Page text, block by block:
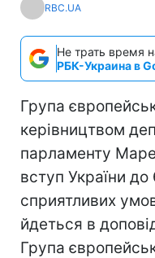
RBC.UA
Не трать время
РБК-Украина в
Група
керівництвом
парламенту
вступ України
сприятливих
йдеться в
Група